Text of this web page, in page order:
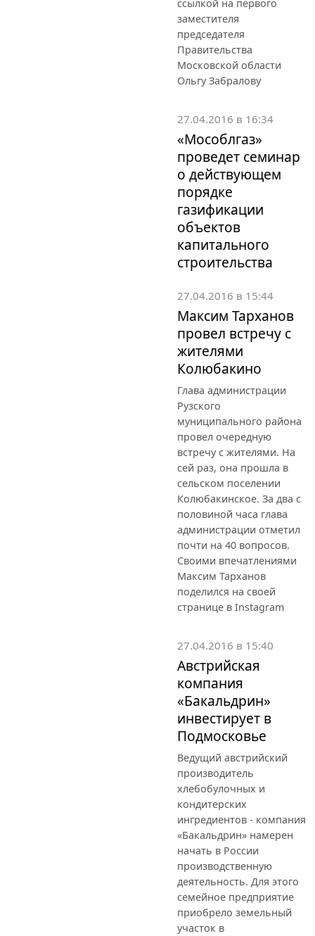
ссылкой на первого
заместителя
председателя
Правительства
Московской области
Ольгу Забралову
27.04.2016 в 16:34
«Мособлгаз»
проведет семинар
о действующем
порядке
газификации
объектов
капитального
строительства
27.04.2016 в 15:44
Максим Тарханов
провел встречу с
жителями
Колюбакино
Глава администрации
Рузского
муниципального района
провел очередную
встречу с жителями. На
сей раз, она прошла в
сельском поселении
Колюбакинское. За два с
половиной часа глава
администрации отметил
почти на 40 вопросов.
Своими впечатлениями
Максим Тарханов
поделился на своей
странице в Instagram
27.04.2016 в 15:40
Австрийская
компания
«Бакальдрин»
инвестирует в
Подмосковье
Ведущий австрийский
производитель
хлебобулочных и
кондитерских
ингредиентов - компания
«Бакальдрин» намерен
начать в России
производственную
деятельность. Для этого
семейное предприятие
приобрело земельный
участок в